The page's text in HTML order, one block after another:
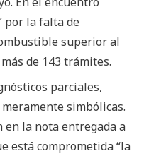
por la falta de
superior al
de 143 trámites.
parciales,
simbólicas.
en la nota entregada a
está comprometida “la